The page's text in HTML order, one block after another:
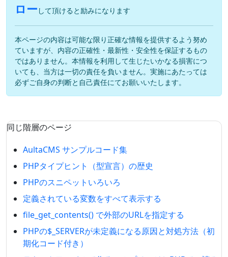
ロー して頂けると励みになります
本ページの内容は可能な限り正確な情報を提供するよう努め
ていますが、内容の正確性・最新性・安全性を保証するもの
ではありません。本情報を利用して生じたいかなる損害につ
いても、当方は一切の責任を負いません。実施にあたっては
必ずご自身の判断と自己責任にてお願いいたします。
同じ階層のページ
AultaCMS サンプルコード集
PHPタイプヒント（型宣言）の歴史
PHPのスニペットいろいろ
定義されている変数をすべて表示する
file_get_contents() で外部のURLを指定する
PHPの$_SERVERが未定義になる原因と対処方法（初
期化コード付き）